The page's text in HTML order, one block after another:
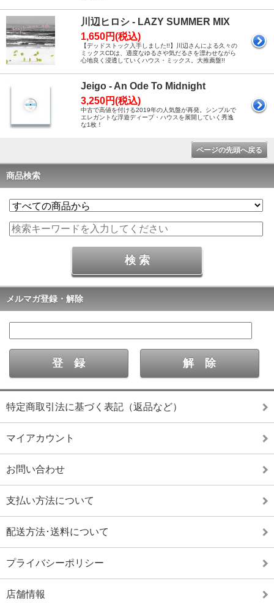
川辺ヒロシ - LAZY SUMMER MIX
1,650円(税込)
【デッドストック入手しました!!】川辺さんによる久々の
ミックスCDは、適度なゆるさや気だるさを漂わせながら
心地良く浸透していくハウス・ミックス。大推薦盤!!
Jeigo - An Ode To Midnight
3,250円(税込)
中古で高値を付ける2019年の人気盤が再発。シンプルで
エレガントな浮遊ディープ・ハウスを展開していく秀逸
な1枚！
ページの先頭へ戻る
商品検索
メルマガ登録・解除
特定商取引法に基づく表記（返品など）
マイアカウント
お問い合わせ
支払い方法について
配送方法･送料について
プライバシーポリシー
店舗情報